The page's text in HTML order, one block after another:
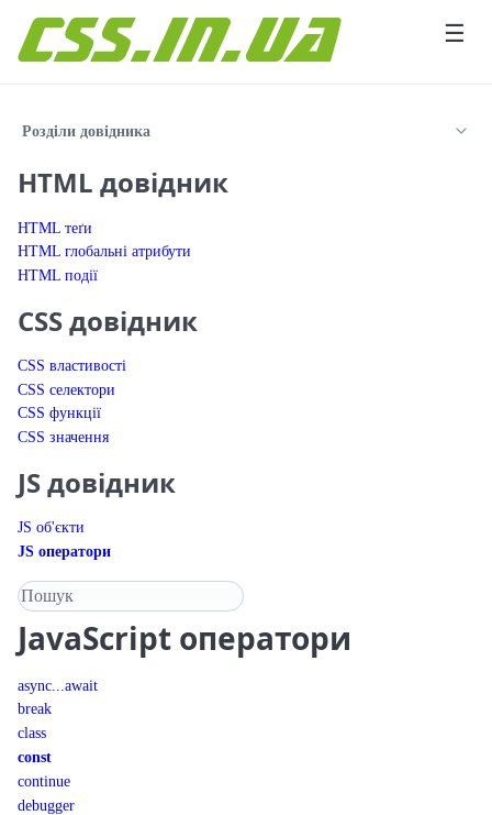
☰
Розділи довідника
HTML довідник
HTML теґи
HTML глобальні атрибути
HTML події
CSS довідник
CSS властивості
CSS селектори
CSS функції
CSS значення
JS довідник
JS об'єкти
JS оператори
Пошук у довіднику
JavaScript оператори
async...await
break
class
const
continue
debugger